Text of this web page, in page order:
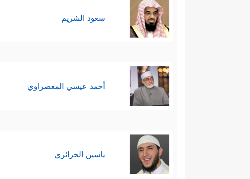
سعود الشريم
أحمد عيسي المعصراوي
ياسين الجزائري